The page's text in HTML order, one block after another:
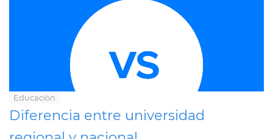
Educación
Diferencia entre universidad